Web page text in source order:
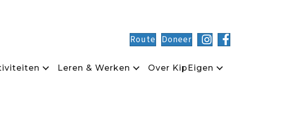
Route Doneer
Leren & Werken Over KipEigen